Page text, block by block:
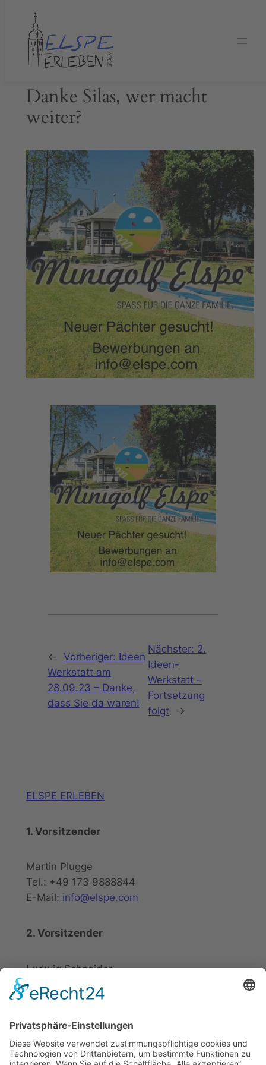
springen
Danke Silas, wer macht
weiter?
← Vorheriger: Ideen
Werkstatt am
28.09.23 – Danke,
dass Sie da waren!
Nächster: 2.
Ideen-
Werkstatt –
Fortsetzung
folgt
→
ELSPE ERLEBEN
1. Vorsitzender
Martin Plugge
Tel.: +49 173 9888844
E-Mail: info@elspe.com
2. Vorsitzender
Ludwig Schneider
Tel.: +49 2721 20800
E-Mail:info@elspe.com
Kontakt
Datenschutzerklärung